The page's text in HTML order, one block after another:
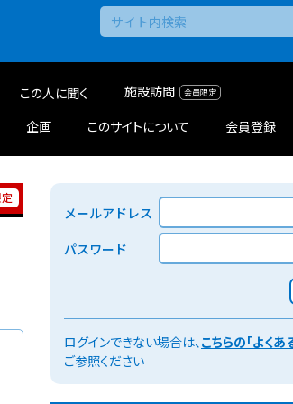
この人に聞く
施設訪問
企画 このサイトについて 会員登録
メールアドレス
パスワード
ログインできない場合は、こちらの「よくあ
ご参照ください